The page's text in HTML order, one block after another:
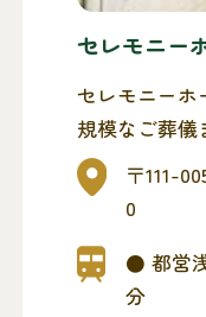
セレモニー
セレモニーホ
規模なご葬儀
なります。お
を同斎場でと
公共交通機関
便利な斎場で
〒111-
0
● 都営
分